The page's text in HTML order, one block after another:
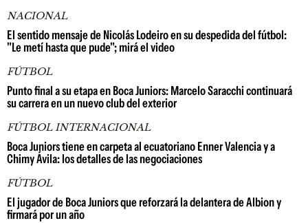
NACIONAL
El sentido mensaje de Nicolás Lodeiro en su despedida del fútbol:
"Le metí hasta que pude"; mirá el video
FÚTBOL
Punto final a su etapa en Boca Juniors: Marcelo Saracchi continuará
su carrera en un nuevo club del exterior
FÚTBOL INTERNACIONAL
Boca Juniors tiene en carpeta al ecuatoriano Enner Valencia y a
Chimy Ávila: los detalles de las negociaciones
FÚTBOL
El jugador de Boca Juniors que reforzará la delantera de Albion y
firmará por un año